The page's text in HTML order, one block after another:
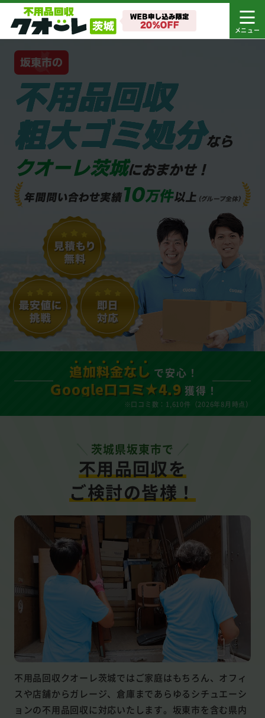
坂東市の
不用品回収
粗大ゴミ処分なら
クオーレ茨城におまかせ！
追加料金なし で安心！
Google口コミ★4.9 獲得！
※口コミ数：1,610件（2026年8月時点）
茨城県坂東市で
不用品回収を
ご検討の皆様！
不用品回収クオーレ茨城ではご家庭はもちろん、オフィ
スや店舗からガレージ、倉庫まであらゆるシチュエーシ
ョンの不用品回収に対応いたします。坂東市を含む県内